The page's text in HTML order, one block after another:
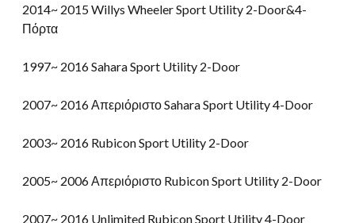
2014~ 2015 Willys Wheeler Sport Utility 2-Door&4-
Πόρτα
1997~ 2016 Sahara Sport Utility 2-Door
2007~ 2016 Απεριόριστο Sahara Sport Utility 4-Door
2003~ 2016 Rubicon Sport Utility 2-Door
2005~ 2006 Απεριόριστο Rubicon Sport Utility 2-Door
2007~ 2016 Unlimited Rubicon Sport Utility 4-Door